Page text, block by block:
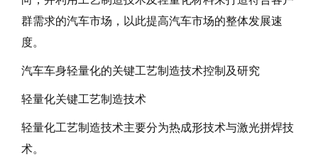
群需求的汽车市场，以此提高汽车市场的整体发展速
度。
汽车车身轻量化的关键工艺制造技术控制及研究
轻量化关键工艺制造技术
轻量化工艺制造技术主要分为热成形技术与激光拼焊技
术。